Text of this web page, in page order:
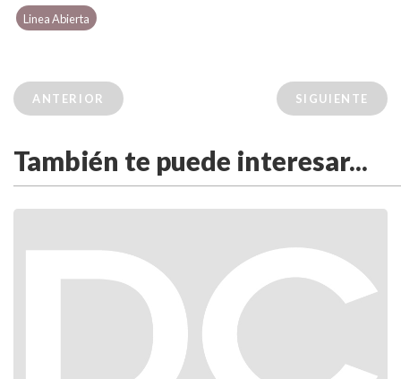
Linea Abierta
ANTERIOR SIGUIENTE
También te puede interesar...